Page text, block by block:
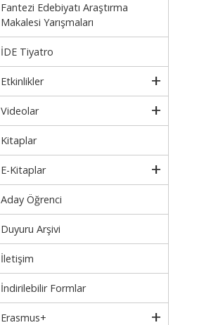
Fantezi Edebiyatı Araştırma
Makalesi Yarışmaları
İDE Tiyatro
Etkinlikler
Videolar
Kitaplar
E-Kitaplar
Aday Öğrenci
Duyuru Arşivi
İletişim
İndirilebilir Formlar
Erasmus+